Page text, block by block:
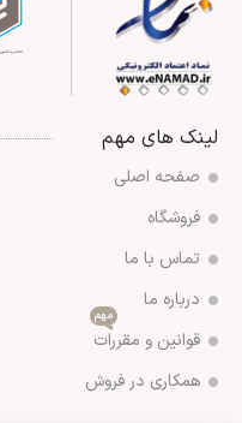
لینک های مهم
صفحه اصلی
فروشگاه
تماس با ما
درباره ما
قوانین و مقررات
مهم
همکاری در فروش